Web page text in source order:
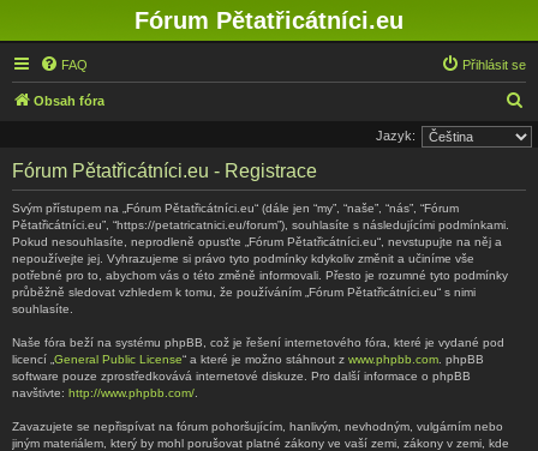
Fórum Pětatřicátníci.eu
FAQ Přihlásit se
Obsah fóra
l
Jazyk:
Fórum Pětatřicátníci.eu - Registrace
Svým přístupem na „Fórum Pětatřicátníci.eu“ (dále jen “my”, “naše”, “nás”, “Fórum
Pětatřicátníci.eu”, “https://petatricatnici.eu/forum”), souhlasíte s následujícími podmínkami.
Pokud nesouhlasíte, neprodleně opusťte „Fórum Pětatřicátníci.eu“, nevstupujte na něj a
nepoužívejte jej. Vyhrazujeme si právo tyto podmínky kdykoliv změnit a učiníme vše
potřebné pro to, abychom vás o této změně informovali. Přesto je rozumné tyto podmínky
průběžně sledovat vzhledem k tomu, že používáním „Fórum Pětatřicátníci.eu“ s nimi
souhlasíte.
Naše fóra beží na systému phpBB, což je řešení internetového fóra, které je vydané pod
licencí „ General Public License“ a které je možno stáhnout z www.phpbb.com . phpBB
software pouze zprostředkovává internetové diskuze. Pro další informace o phpBB
navštivte: http://www.phpbb.com/
Zavazujete se nepřispívat na fórum pohoršujícím, hanlivým, nevhodným, vulgárním nebo
jiným materiálem, který by mohl porušovat platné zákony ve vaší zemi, zákony v zemi, kde